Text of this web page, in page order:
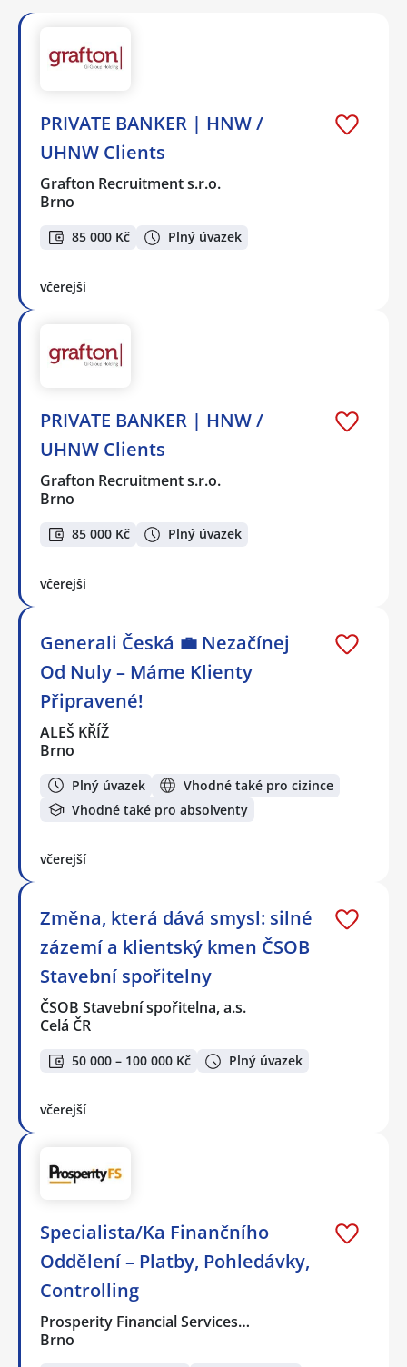
PRIVATE BANKER | HNW /
UHNW Clients
Grafton Recruitment s.r.o.
Brno
85 000 Kč Plný úvazek
včerejší
PRIVATE BANKER | HNW /
UHNW Clients
Grafton Recruitment s.r.o.
Brno
85 000 Kč Plný úvazek
včerejší
Generali Česká 💼 Nezačínej
Od Nuly – Máme Klienty
Připravené!
ALEŠ KŘÍŽ
Brno
Plný úvazek
Vhodné také pro cizince
Vhodné také pro absolventy
včerejší
Změna, která dává smysl: silné
zázemí a klientský kmen ČSOB
Stavební spořitelny
ČSOB Stavební spořitelna, a.s.
Celá ČR
50 000 – 100 000 Kč Plný úvazek
včerejší
Specialista/Ka Finančního
Oddělení – Platby, Pohledávky,
Controlling
Prosperity Financial Services…
Brno